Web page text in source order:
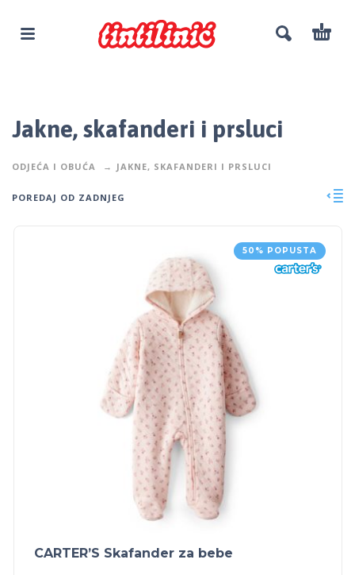
Jakne, skafanderi i prsluci
ODJEĆA I OBUĆA JAKNE, SKAFANDERI I PRSLUCI
POREDAJ OD ZADNJEG
50% POPUSTA
CARTER’S Skafander za bebe